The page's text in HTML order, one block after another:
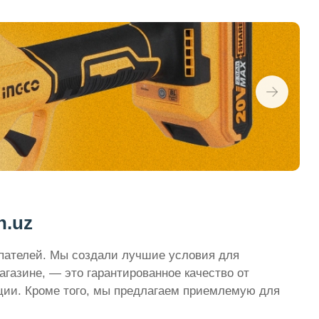
Мы создали лучшие условия для
— это гарантированное качество от
Кроме того, мы предлагаем приемлемую для